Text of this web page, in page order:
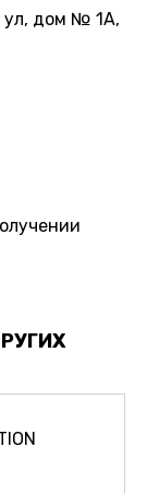
ул, дом № 1А,